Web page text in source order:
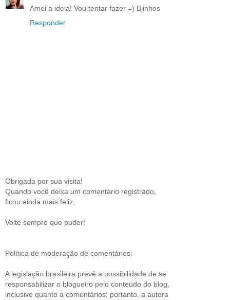
Amei a ideia! Vou tentar fazer =) Bjinhos
Responder
Obrigada por sua visita!
Quando você deixa um comentário registrado,
ficou ainda mais feliz.
Volte sempre que puder!
Política de moderação de comentários:
A legislação brasileira prevê a possibilidade de se
responsabilizar o blogueiro pelo conteúdo do blog,
inclusive quanto a comentários; portanto, a autora